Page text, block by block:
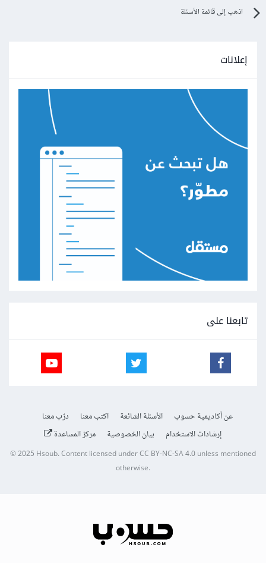
اذهب إلى قائمة الأسئلة
إعلانات
تابعنا على
عن أكاديمية حسوب الأسئلة الشائعة اكتب معنا
درّب معنا
إرشادات الاستخدام
بيان الخصوصية مركز المساعدة
© 2025Hsoub.Content licensed underCC BY-NC-SA 4.0unless mentioned
otherwise.